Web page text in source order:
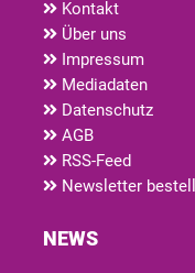
Kontakt
Über uns
Impressum
Mediadaten
Datenschutz
AGB
RSS-Feed
Newsletter
NEWS